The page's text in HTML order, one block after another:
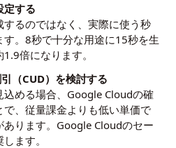
定する
するのではなく、実際に使う秒
。8秒で十分な用途に15秒を生
倍になります。
（CUD）を検討する
込める場合、Google Cloudの確
、従量課金よりも低い単価で
ります。Google Cloudのセー
ます。